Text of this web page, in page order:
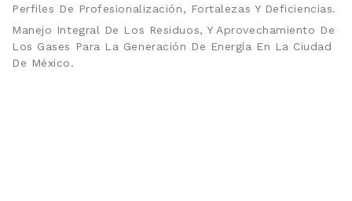
Perfiles De Profesionalización, Fortalezas Y Deficiencias.
Manejo Integral De Los Residuos, Y Aprovechamiento De
Los Gases Para La Generación De Energía En La Ciudad
De México.